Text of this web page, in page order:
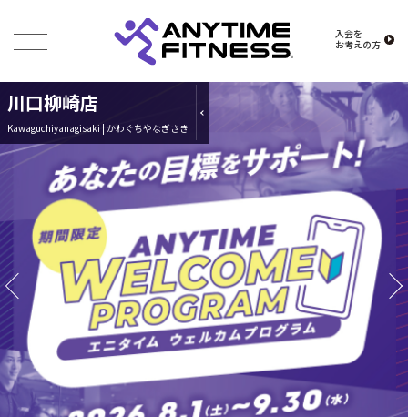
入会を
お考えの方
川口柳崎店
Kawaguchiyanagisaki | かわぐちやなぎさき